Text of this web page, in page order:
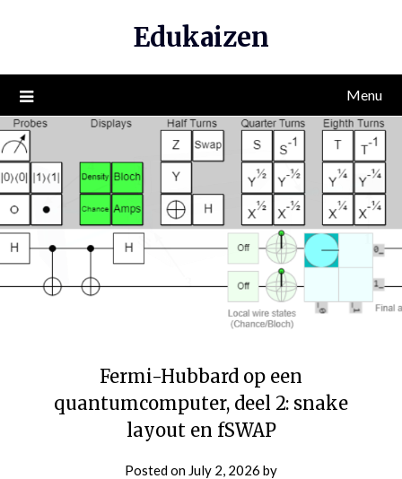
Edukaizen
Menu
Fermi-Hubbard op een
quantumcomputer, deel 2: snake
layout en fSWAP
Posted on July 2, 2026 by